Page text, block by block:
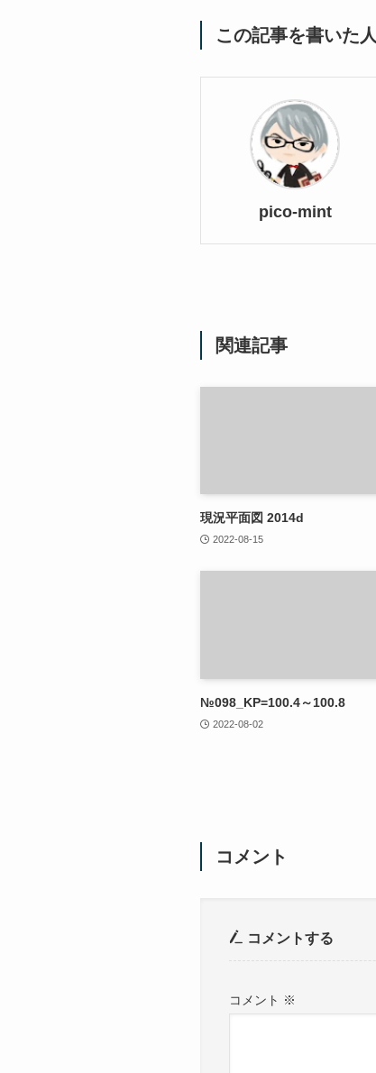
この記事を書いた人
pico-mint
関連記事
現況平面図 2014d
2022-08-15
№098_KP=100.4～100.8
2022-08-02
コメント
コメントする
コメント ※